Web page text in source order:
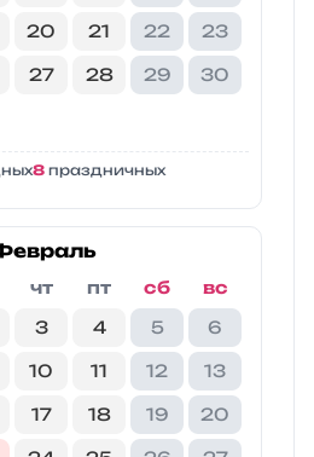
20 21 22 23
27 28 29 30
8 праздничных
чт пт сб
вс
3 4 5 6
10 11 12 13
17 18 19 20